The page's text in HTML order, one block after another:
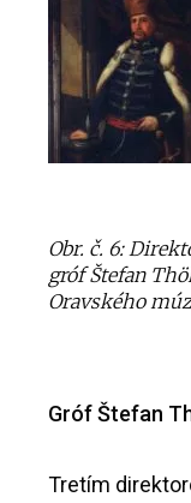
Obr. č. 6:
gróf Štefan
Oravského
Gróf Štefan
Tretím